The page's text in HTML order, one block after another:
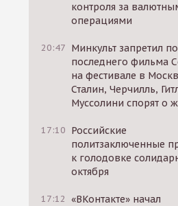
контроля за
операциями
20:47 Минкульт запретил
последнего фильма
на фестивале в
Сталин, Черчилль,
Муссолини спорят о
17:10 Российские
политзаключенные
к голодовке
октября
17:12 «ВКонтакте» начал